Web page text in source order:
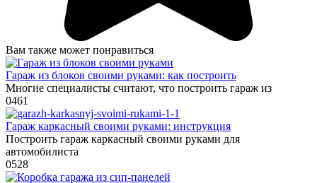
Вам также может понравиться
Гараж из блоков своими руками: как построить
Многие специалисты считают, что построить гараж из
0461
Гараж каркасный своими руками: инструкция
Построить гараж каркасный своими руками для
автомобилиста
0528